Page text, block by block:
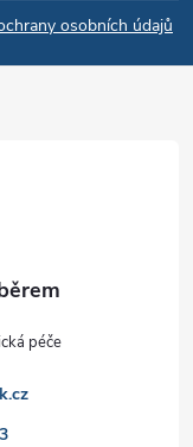
osobních údajů